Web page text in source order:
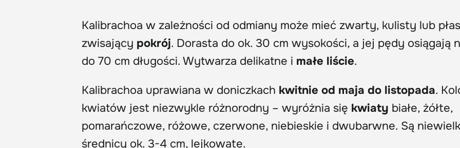
Kalibrachoa w zależności od odmiany może mieć zwarty, kulisty lub
zwisający pokrój. Dorasta do ok. 30 cm wysokości, a jej pędy osiągają
do 70 cm długości. Wytwarza delikatne i małe liście.
Kalibrachoa uprawiana w doniczkach kwitnie od maja do listopada.
kwiatów jest niezwykle różnorodny – wyróżnia się kwiaty białe, żółte,
pomarańczowe, różowe, czerwone, niebieskie i dwubarwne. Są
średnicy ok. 3-4 cm, lejkowate.